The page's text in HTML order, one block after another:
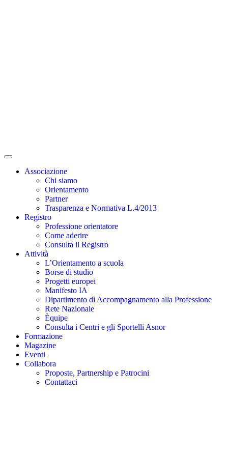
Associazione
Chi siamo
Orientamento
Partner
Trasparenza e Normativa L.4/2013
Registro
Professione orientatore
Come aderire
Consulta il Registro
Attività
L’Orientamento a scuola
Borse di studio
Progetti europei
Manifesto IA
Dipartimento di Accompagnamento alla Professione
Rete Nazionale
Èquipe
Consulta i Centri e gli Sportelli Asnor
Formazione
Magazine
Eventi
Collabora
Proposte, Partnership e Patrocini
Contattaci